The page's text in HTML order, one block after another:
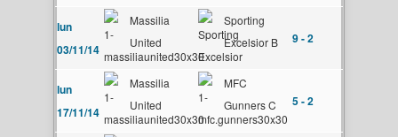
lun
03/11/14
Massilia
United
Sporting
Excelsior B
9 - 2
lun
17/11/14
Massilia
United
MFC
Gunners C
5 - 2